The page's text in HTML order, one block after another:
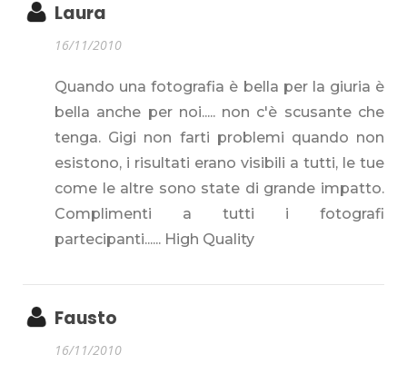
Laura
16/11/2010
Quando una fotografia è bella per la giuria è
bella anche per noi..... non c'è scusante che
tenga. Gigi non farti problemi quando non
esistono, i risultati erano visibili a tutti, le tue
come le altre sono state di grande impatto.
Complimenti a tutti i fotografi
partecipanti...... High Quality
Fausto
16/11/2010